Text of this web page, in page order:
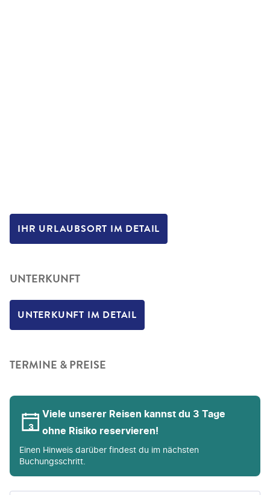
IHR URLAUBSORT IM DETAIL
UNTERKUNFT
UNTERKUNFT IM DETAIL
TERMINE & PREISE
Viele unserer Reisen kannst du 3 Tage
ohne Risiko reservieren!
Einen Hinweis darüber findest du im nächsten
Buchungsschritt.